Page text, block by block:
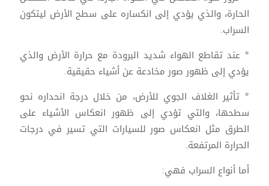
الحارة، والذي يؤدي إلى انكساره على سطح الأرض ليتكون
السراب.
* عند تقاطع الهواء شديد البرودة مع حرارة الأرض والذي
يؤدي إلى ظهور صور مخادعة عن أشياء حقيقية.
* تأثير الغلاف الجوي للأرض، من خلال درجة انحداره نحو
سطحها، والتي تؤدي إلى ظهور انعكاس الأشياء على
الطرق مثل انعكاس صور للسيارات التي تسير في درجات
الحرارة المرتفعة.
أما أنواع السراب فهي: